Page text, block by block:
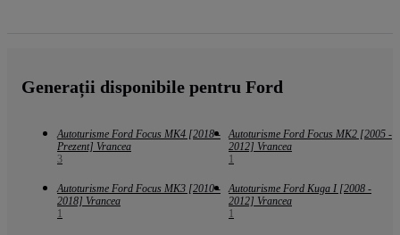
Generații disponibile pentru Ford
Autoturisme Ford Focus MK4 [2018 -
Prezent] Vrancea
3
Autoturisme Ford Focus MK2 [2005 -
2012] Vrancea
1
Autoturisme Ford Focus MK3 [2010 -
2018] Vrancea
1
Autoturisme Ford Kuga I [2008 -
2012] Vrancea
1